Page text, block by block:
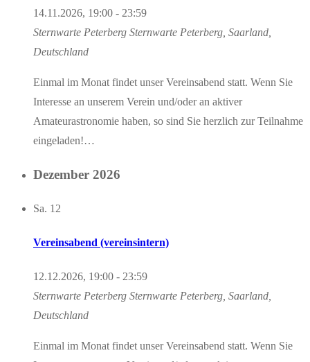
14.11.2026, 19:00 - 23:59
Sternwarte Peterberg Sternwarte Peterberg, Saarland,
Deutschland
Einmal im Monat findet unser Vereinsabend statt. Wenn Sie
Interesse an unserem Verein und/oder an aktiver
Amateurastronomie haben, so sind Sie herzlich zur Teilnahme
eingeladen!…
Dezember 2026
Sa. 12
Vereinsabend (vereinsintern)
12.12.2026, 19:00 - 23:59
Sternwarte Peterberg Sternwarte Peterberg, Saarland,
Deutschland
Einmal im Monat findet unser Vereinsabend statt. Wenn Sie